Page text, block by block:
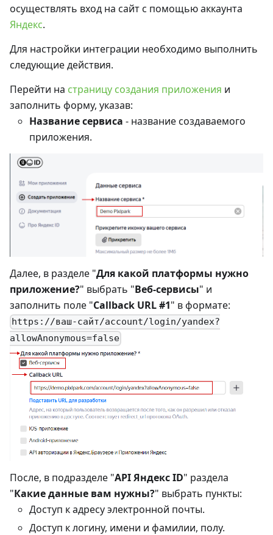
осуществлять вход на сайт с помощью аккаунта
Яндекс.
Для настройки интеграции необходимо выполнить
следующие действия.
Перейти на страницу создания приложения и
заполнить форму, указав:
Название сервиса - название создаваемого
приложения.
Далее, в разделе "Для какой платформы нужно
приложение?" выбрать "Веб-сервисы" и
заполнить поле "Callback URL #1" в формате:
https://ваш-сайт/account/login/yandex?
allowAnonymous=false
После, в подразделе "API Яндекс ID" раздела
"Какие данные вам нужны?" выбрать пункты:
Доступ к адресу электронной почты.
Доступ к логину, имени и фамилии, полу.